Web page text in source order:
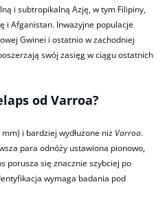
i subtropikalną Azję, w tym Filipiny,
i Afganistan. Inwazyjne populacje
Gwinei i ostatnio w zachodniej
swój zasięg w ciągu ostatnich
od Varroa?
i bardziej wydłużone niż Varroa.
para odnóży ustawiona pionowo,
porusza się znacznie szybciej po
wymaga badania pod